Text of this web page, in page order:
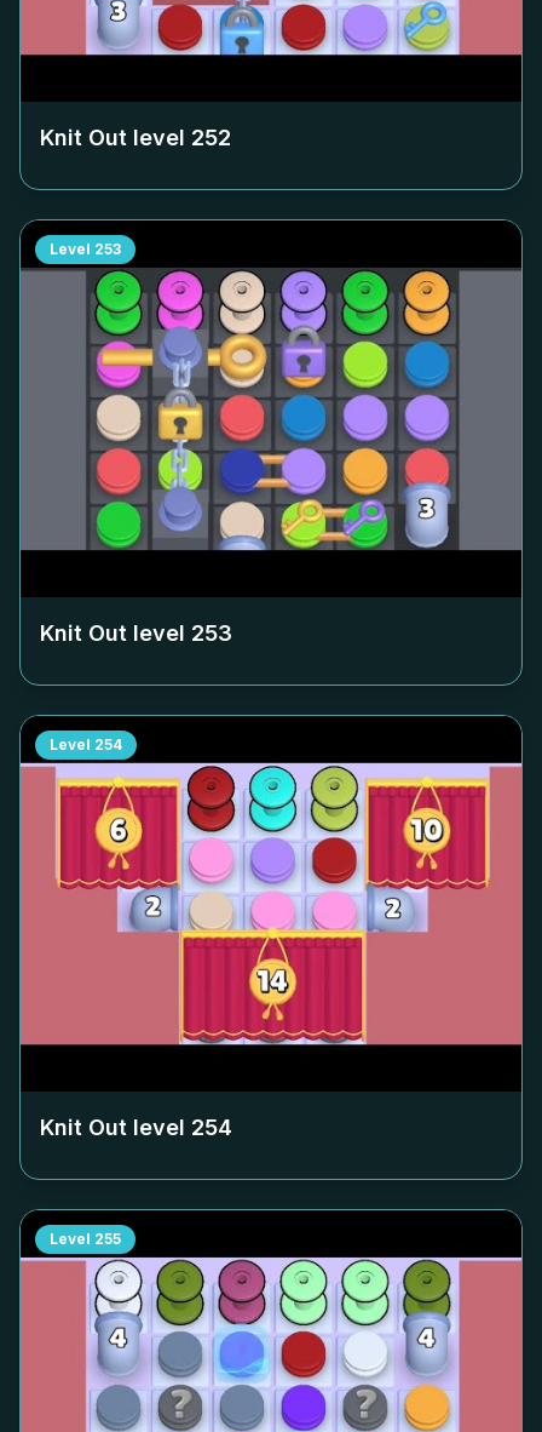
Knit Out level 252
Level 253
Knit Out level 253
Level 254
Knit Out level 254
Level 255